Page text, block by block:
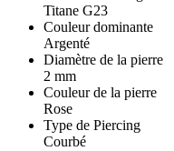
Titane G23
Couleur dominante
Argenté
Diamètre de la pierre
2 mm
Couleur de la pierre
Rose
Type de Piercing
Courbé